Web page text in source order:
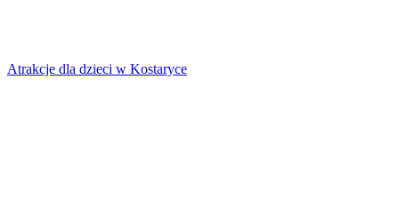
Atrakcje dla dzieci w Kostaryce